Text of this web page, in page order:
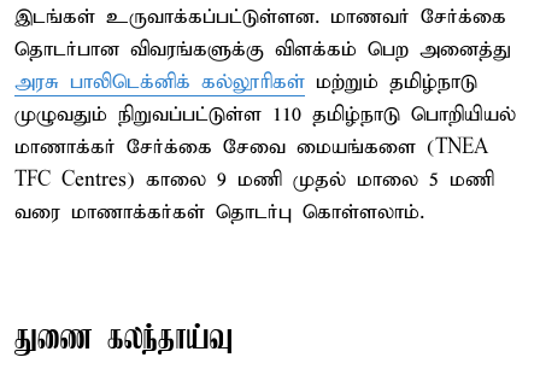
இடங்கள் உருவாக்கப்பட்டுள்ளன. மாணவர் சேர்க்கை
தொடர்பான விவரங்களுக்கு விளக்கம் பெற அனைத்து
அரசு பாலிடெக்னிக் கல்லூரிகள் மற்றும் தமிழ்நாடு
முழுவதும் நிறுவப்பட்டுள்ள 110 தமிழ்நாடு பொறியியல்
மாணாக்கர் சேர்க்கை சேவை மையங்களை (TNEA –
TFC Centres) காலை 9 மணி முதல் மாலை 5 மணி
வரை மாணாக்கர்கள் தொடர்பு கொள்ளலாம்.
துணை கலந்தாய்வு